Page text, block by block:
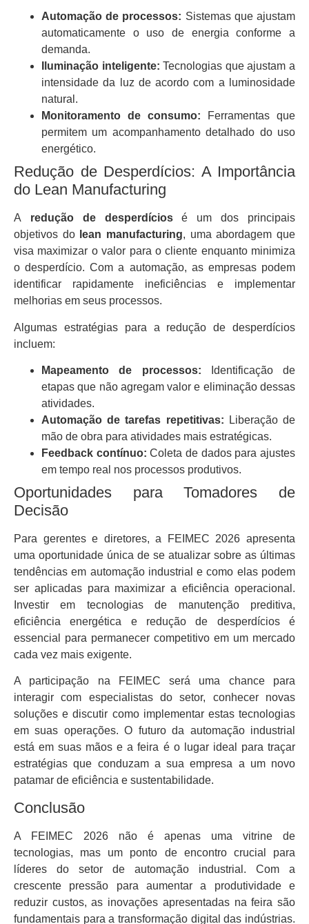
Automação de processos: Sistemas que ajustam
automaticamente o uso de energia conforme a
demanda.
Iluminação inteligente: Tecnologias que ajustam a
intensidade da luz de acordo com a luminosidade
natural.
Monitoramento de consumo: Ferramentas que
permitem um acompanhamento detalhado do uso
energético.
Redução de Desperdícios: A Importância
do Lean Manufacturing
A redução de desperdíciosé um dos principais
objetivos do lean manufacturing, uma abordagem que
visa maximizar o valor para o cliente enquanto minimiza
o desperdício. Com a automação, as empresas podem
identificar rapidamente ineficiências e implementar
melhorias em seus processos.
Algumas estratégias para a redução de desperdícios
incluem:
Mapeamento de processos: Identificação de
etapas que não agregam valor e eliminação dessas
atividades.
Automação de tarefas repetitivas: Liberação de
mão de obra para atividades mais estratégicas.
Feedback contínuo: Coleta de dados para ajustes
em tempo real nos processos produtivos.
Oportunidades para Tomadores de
Decisão
Para gerentes e diretores, a FEIMEC 2026 apresenta
uma oportunidade única de se atualizar sobre as últimas
tendências em automação industrial e como elas podem
ser aplicadas para maximizar a eficiência operacional.
Investir em tecnologias de manutenção preditiva,
eficiência energética e redução de desperdícios é
essencial para permanecer competitivo em um mercado
cada vez mais exigente.
A participação na FEIMEC será uma chance para
interagir com especialistas do setor, conhecer novas
soluções e discutir como implementar estas tecnologias
em suas operações. O futuro da automação industrial
está em suas mãos e a feira é o lugar ideal para traçar
estratégias que conduzam a sua empresa a um novo
patamar de eficiência e sustentabilidade.
Conclusão
A FEIMEC 2026 não é apenas uma vitrine de
tecnologias, mas um ponto de encontro crucial para
líderes do setor de automação industrial. Com a
crescente pressão para aumentar a produtividade e
reduzir custos, as inovações apresentadas na feira são
fundamentais para a transformação digital das indústrias.